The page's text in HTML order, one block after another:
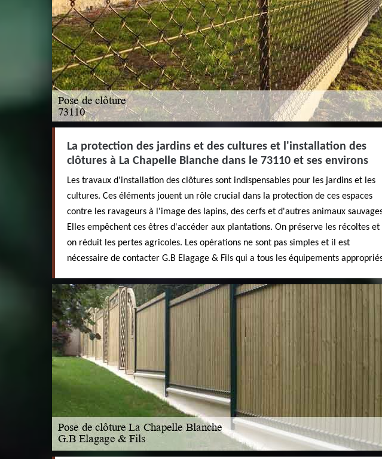
La protection des jardins et des cultures et l'installation des
clôtures à La Chapelle Blanche dans le 73110 et ses environs
Les travaux d'installation des clôtures sont indispensables pour les jardins et les
cultures. Ces éléments jouent un rôle crucial dans la protection de ces espaces
contre les ravageurs à l'image des lapins, des cerfs et d'autres animaux
Elles empêchent ces êtres d'accéder aux plantations. On préserve les récoltes et
on réduit les pertes agricoles. Les opérations ne sont pas simples et il est
nécessaire de contacter G.B Elagage & Fils qui a tous les équipements